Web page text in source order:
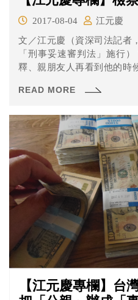
2017-08-04
江元慶
文／江元慶（資深司法記者
「刑事妥速審判法」施行
釋、親朋友人再看到他的時
READ MORE
【江元慶專欄】台